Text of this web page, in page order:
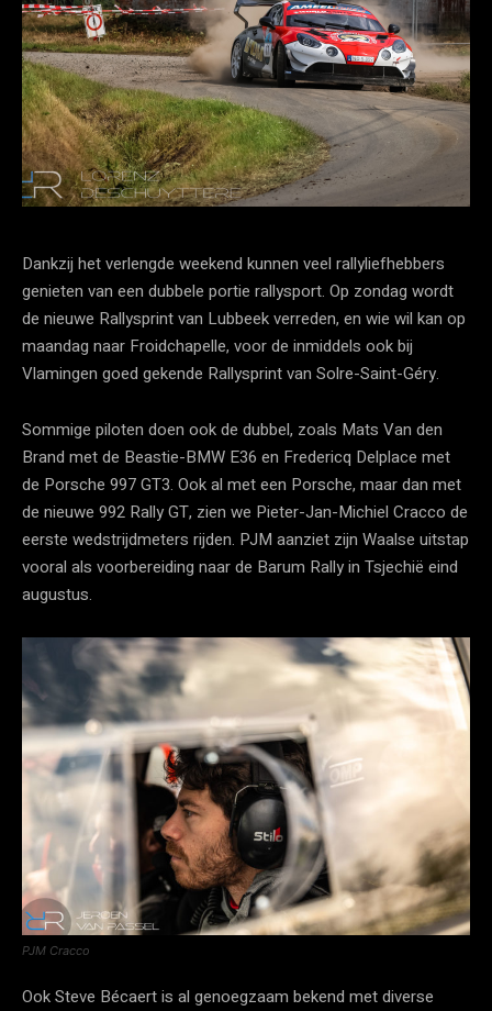
Dankzij het verlengde weekend kunnen veel rallyliefhebbers
genieten van een dubbele portie rallysport. Op zondag wordt
de nieuwe Rallysprint van Lubbeek verreden, en wie wil kan op
maandag naar Froidchapelle, voor de inmiddels ook bij
Vlamingen goed gekende Rallysprint van Solre-Saint-Géry.
Sommige piloten doen ook de dubbel, zoals Mats Van den
Brand met de Beastie-BMW E36 en Fredericq Delplace met
de Porsche 997 GT3. Ook al met een Porsche, maar dan met
de nieuwe 992 Rally GT, zien we Pieter-Jan-Michiel Cracco de
eerste wedstrijdmeters rijden. PJM aanziet zijn Waalse uitstap
vooral als voorbereiding naar de Barum Rally in Tsjechië eind
augustus.
PJM Cracco
Ook Steve Bécaert is al genoegzaam bekend met diverse